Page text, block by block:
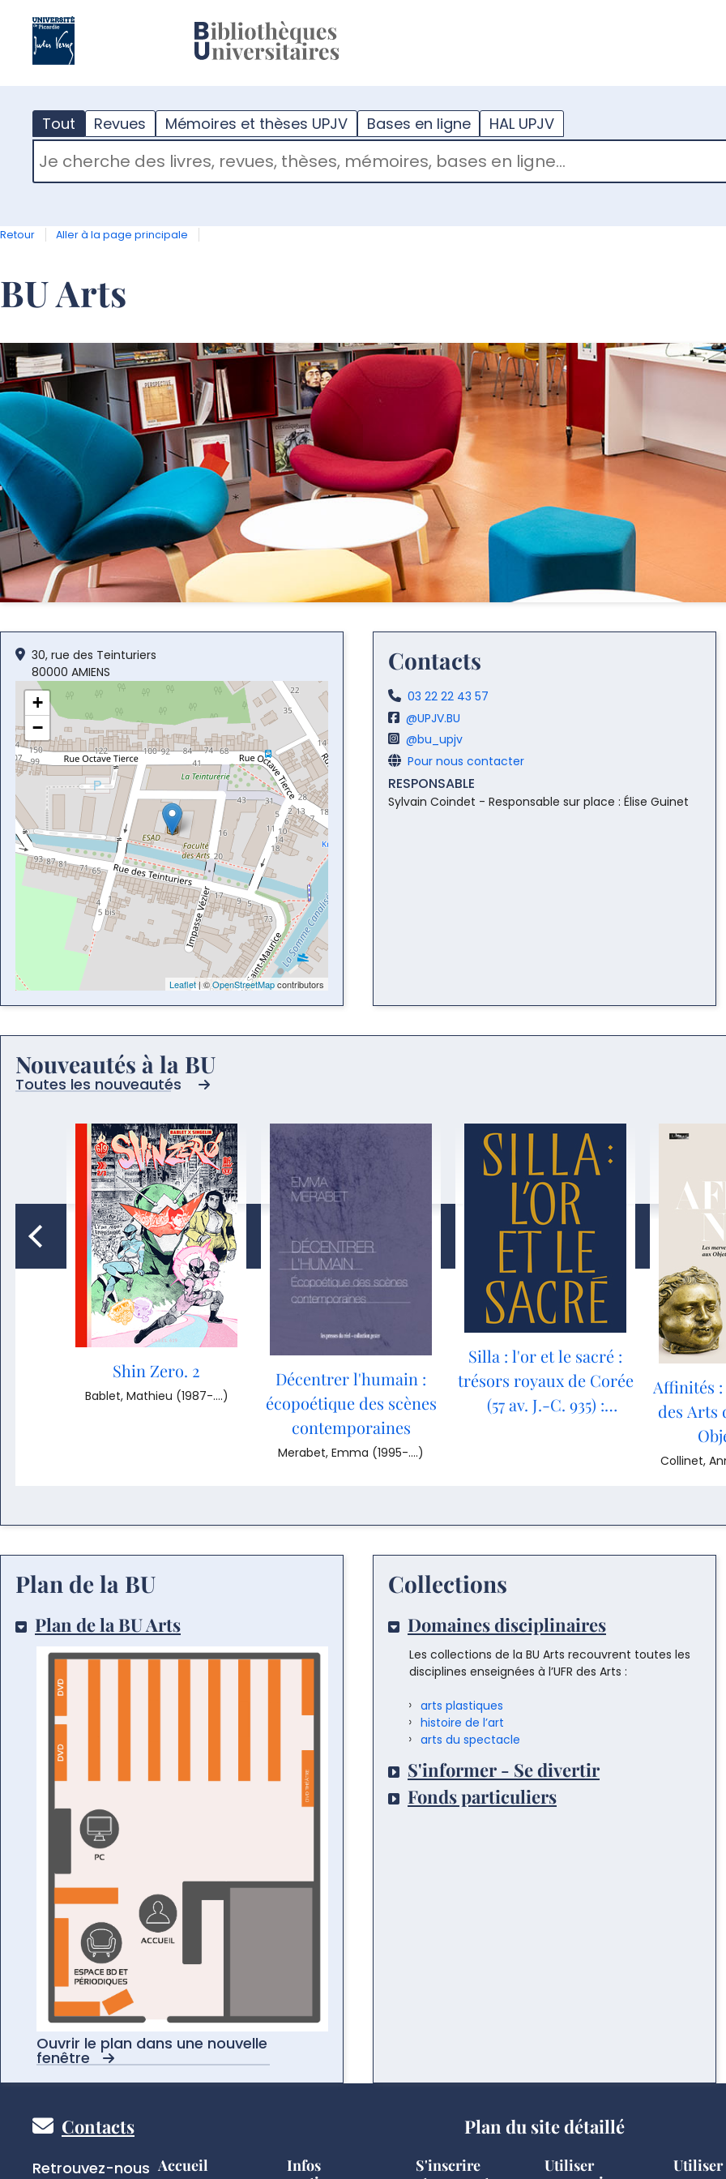
Tout Revues Mémoires et thèses UPJV Bases en ligne HAL UPJV
RECHERCHER DANS "TOUT"
Retour Aller à la page principale
BU Arts
30, rue des Teinturiers
80000 AMIENS
+
−
Leaflet| ©OpenStreetMapcontributors
Contacts
Téléphone:
03 22 22 43 57
Facebook:
@UPJV.BU
Instagram:
@bu_upjv
Site
web:
Pour nous contacter
RESPONSABLE
Sylvain Coindet - Responsable sur place : Élise Guinet
Nouveautés à la BU
Toutes les nouveautés
Previous
Shin Zero. 2
Bablet, Mathieu (1987-....)
Décentrer l'humain :
écopoétique des scènes
contemporaines
Merabet, Emma (1995-....)
Silla : l'or et le sacré :
trésors royaux de Corée
(57 av. J.-C. 935) :
août 2026]
Affinités
des Arts
Collinet,
Plan de la BU
Plan de la BU Arts
Ouvrir le plan dans une nouvelle
fenêtre
Collections
Domaines disciplinaires
Les collections de la BU Arts recouvrent toutes les
disciplines enseignées à l’UFR des Arts :
arts plastiques
histoire de l’art
arts du spectacle
S'informer - Se divertir
Fonds particuliers
Pied
Contacts
Réseaux
Retrouvez-nous
Plan du site détaillé
Accueil
Infos
S'inscrire
Utiliser
Utiliser